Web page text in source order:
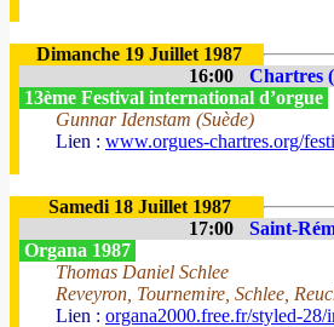
Dimanche 19 Juillet 1987
16:00
Chartres
13ème Festival international d’orgue
Gunnar Idenstam (Suède)
Lien : www.orgues-chartres.org/
Samedi 18 Juillet 1987
17:00
Saint-
Organa 1987
Thomas Daniel Schlee
Reveyron, Tournemire, Schlee,
Lien : organa2000.free.fr/styled-28/